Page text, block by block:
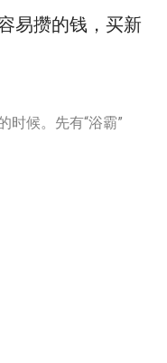
易攒的钱，买新
时候。先有“浴霸”